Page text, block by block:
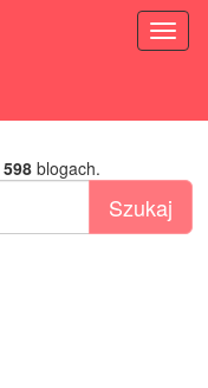
598blogach.